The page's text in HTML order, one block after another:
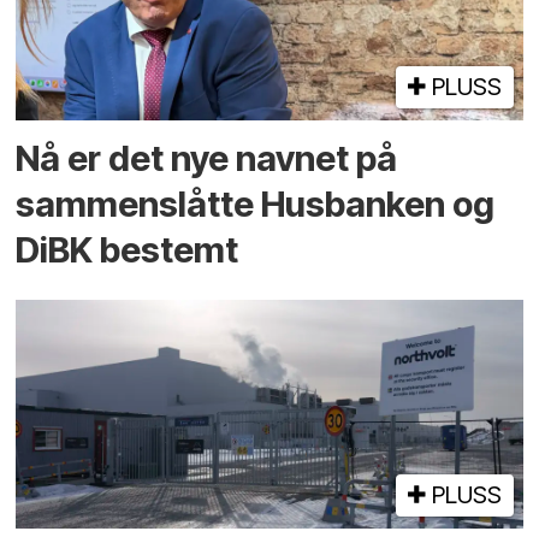
PLUSS
Nå er det nye navnet på
sammenslåtte Husbanken og
DiBK bestemt
PLUSS